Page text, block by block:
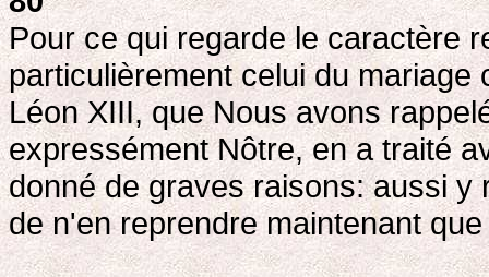
Pour ce qui regarde le caractère
particulièrement celui du
Léon XIII, que Nous avons
expressément Nôtre, en a traité
donné de graves raisons: aussi
de n'en reprendre maintenant